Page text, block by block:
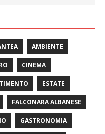
AMBIENTE
CINEMA
ESTATE
FALCONARA ALBANESE
GASTRONOMIA